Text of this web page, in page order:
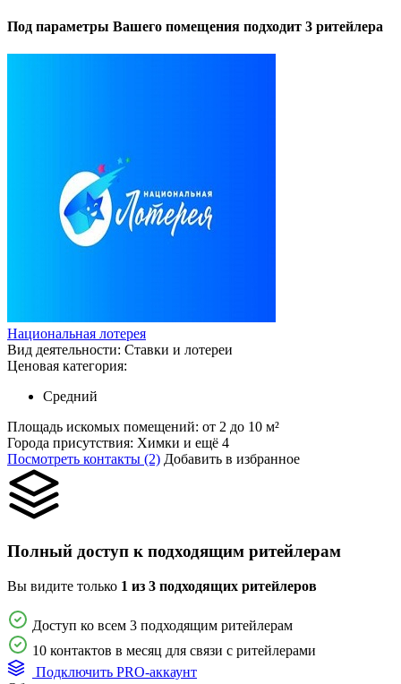
Под параметры Вашего помещения подходит 3 ритейлера
Национальная лотерея
Вид деятельности: Ставки и лотереи
Ценовая категория:
Средний
Площадь искомых помещений: от 2 до 10 м²
Города присутствия: Химки и ещё 4
Посмотреть контакты (2) Добавить в избранное
Полный доступ к подходящим ритейлерам
Вы видите только 1 из 3 подходящих ритейлеров
Доступ ко всем 3 подходящим ритейлерам
10 контактов в месяц для связи с ритейлерами
Подключить PRO-аккаунт